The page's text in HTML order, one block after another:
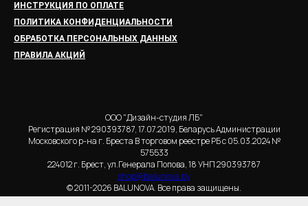
ИНСТРУКЦИЯ ПО ОПЛАТЕ
ПОЛИТИКА КОНФИДЕНЦИАЛЬНОСТИ
ОБРАБОТКА ПЕРСОНАЛЬНЫХ ДАННЫХ
ПРАВИЛА АКЦИЙ
ООО "Дизайн-студия ЛБ"
Регистрация № 290393787, 17.07.2019, Беларусь Администрации
Московского р-на г. Бреста В торговом реестре РБ с 05.03.2024 №
575533
224012 г. Брест, ул.Генерала Попова, 18 УНП 290393787
shop@balunova.by
© 2011-2026 BALUNOVA. Все права защищены.